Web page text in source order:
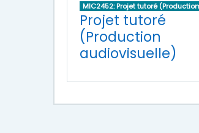
MIC2452: Projet tutoré
Projet tutoré
(Production
audiovisuelle)